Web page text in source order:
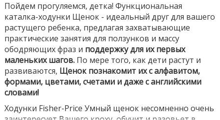
Пойдем прогуляемся, детка! Функциональная
каталка-ходунки Щенок - идеальный друг для вашего
растущего ребенка, предлагая захватывающие
практические занятия для ползунков и массу
ободряющих фраз и поддержку для их первых
маленьких шагов.По мере того, как дети растут и
развиваются, Щенок познакомит их с алфавитом,
формами, цветами, счетами и даже с английскими
словами!
Ходунки Fisher-Price Умный щенок несомненно очень